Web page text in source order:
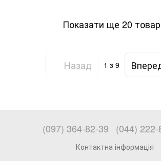
Показати ще 20
Назад 1 з 9
(097) 364-82-39 (044)
Контактна інформація